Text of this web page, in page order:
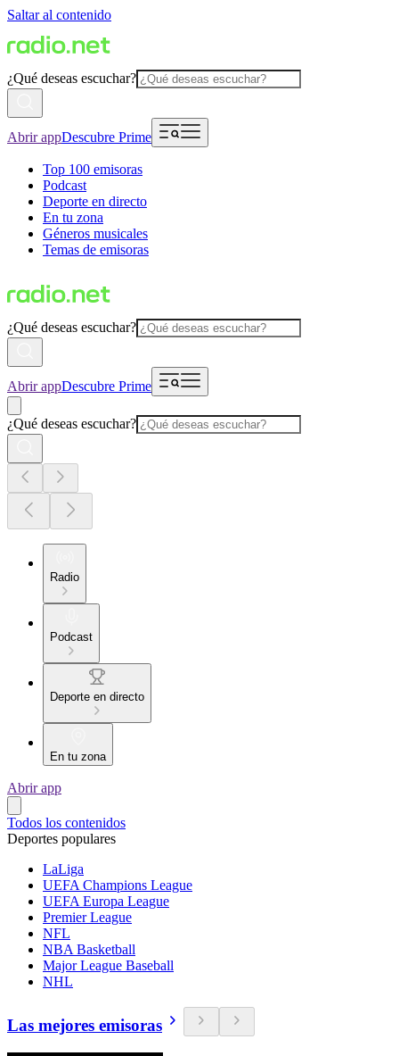
Saltar al contenido
¿Qué deseas escuchar?
Abrir appDescubre Prime
Top 100 emisoras
Podcast
Deporte en directo
En tu zona
Géneros musicales
Temas de emisoras
¿Qué deseas escuchar?
Abrir appDescubre Prime
¿Qué deseas escuchar?
Radio
Podcast
Deporte en directo
En tu zona
Abrir app
Todos los contenidos
Deportes populares
LaLiga
UEFA Champions League
UEFA Europa League
Premier League
NFL
NBA Basketball
Major League Baseball
NHL
Las mejores emisoras